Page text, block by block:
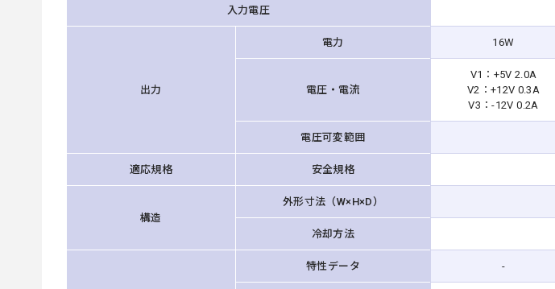
入力電圧
出力
電力 16W
電圧・電流
V1：+5V 2.0A
V2：+12V 0.3A
V3：-12V 0.2A
電圧可変範囲
適応規格 安全規格
構造
外形寸法（W×H×D）
冷却方法
特性データ -